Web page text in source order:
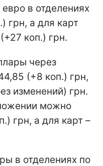
в отделениях
грн, а для карт
коп.) грн.
через
(+8 коп.) грн,
изменений) грн.
можно
грн, а для карт –
в отделениях по